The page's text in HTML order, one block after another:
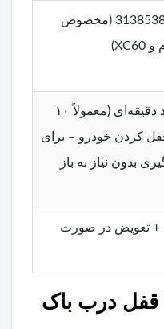
31663165 , 31385381 (مخصوص
دارای تأخیر چند دقیقه‌ای (معمولاً ۱۰
کردن خودرو – برای
بدون نیاز به باز
+ تعویض در صورت
قفل درب باک